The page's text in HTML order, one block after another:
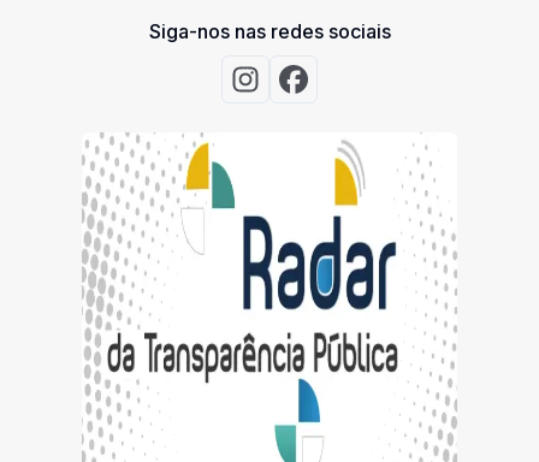
Siga-nos nas redes sociais
Acessar Instagram
Acessar Facebook